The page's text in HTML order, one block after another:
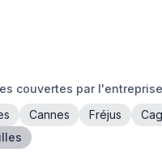
couvertes par
Cannes Fréjus
villes